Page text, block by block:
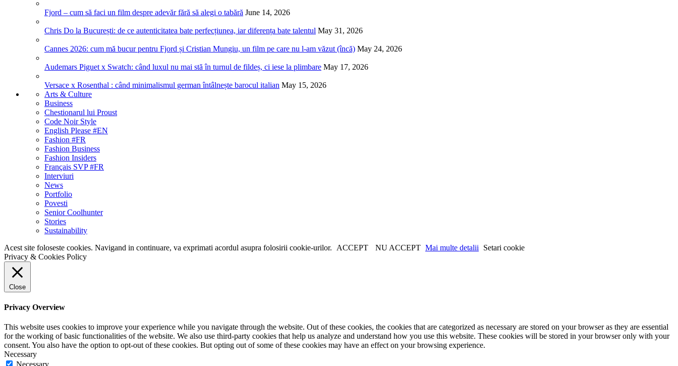
Fjord – cum să faci un film despre adevăr fără să alegi o tabără June 14, 2026
Chris Do la București: de ce autenticitatea bate perfecțiunea, iar diferența bate talentul May 31, 2026
Cannes 2026: cum mă bucur pentru Fjord și Cristian Mungiu, un film pe care nu l-am văzut (încă) May 24, 2026
Audemars Piguet x Swatch: când luxul nu mai stă în turnul de fildeș, ci iese la plimbare May 17, 2026
Versace x Rosenthal : când minimalismul german întâlnește barocul italian May 15, 2026
Arts & Culture
Business
Chestionarul lui Proust
Code Noir Style
English Please #EN
Fashion #FR
Fashion Business
Fashion Insiders
Français SVP #FR
Interviuri
News
Portfolio
Povesti
Senior Coolhunter
Stories
Sustainability
Acest site foloseste cookies. Navigand in continuare, va exprimati acordul asupra folosirii cookie-urilor.
ACCEPT NU ACCEPT Mai multe detalii
Setari cookie
Privacy & Cookies Policy
Close
Privacy Overview
This website uses cookies to improve your experience while you navigate through the website. Out of these cookies, the cookies that are categorized as necessary are stored on your browser as they are essential
for the working of basic functionalities of the website. We also use third-party cookies that help us analyze and understand how you use this website. These cookies will be stored in your browser only with your
consent. You also have the option to opt-out of these cookies. But opting out of some of these cookies may have an effect on your browsing experience.
Necessary